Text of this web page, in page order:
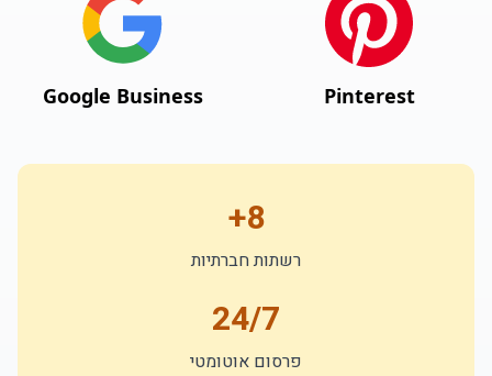
Pinterest
Google Business
8+
רשתות חברתיות
24/7
פרסום אוטומטי